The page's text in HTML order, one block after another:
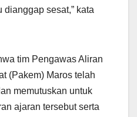
sesat,” kata
tim Pengawas Aliran
(Pakem) Maros telah
memutuskan untuk
ajaran tersebut serta